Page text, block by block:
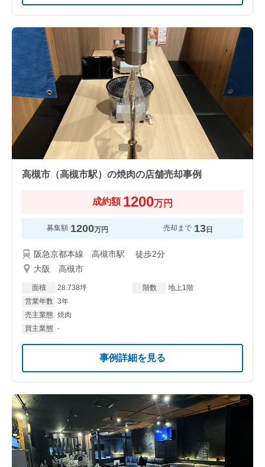
高槻市（高槻市駅）の焼肉の店舗売却事例
成約額 1200万円
募集額 1200万円 売却まで 13日
阪急京都本線 高槻市駅 徒歩2分
大阪 高槻市
面積 28.738坪 階数
地上1階
営業年数 3年
売主業態 焼肉
買主業態 -
事例詳細を見る